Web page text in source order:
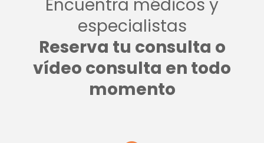
Encuentra médicos y
especialistas
Reserva tu consulta o
vídeo consulta en todo
momento